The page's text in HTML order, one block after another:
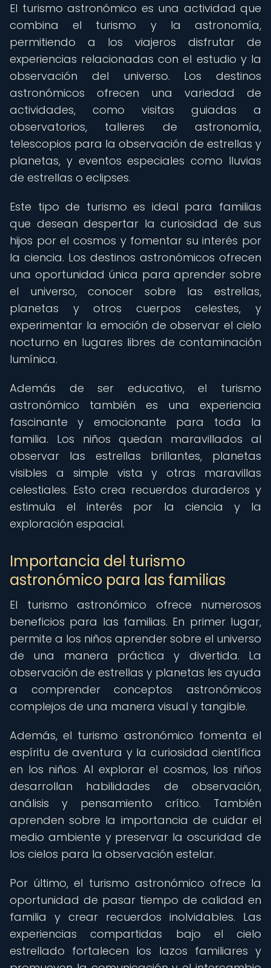
El turismo astronómico es una actividad que
combina el turismo y la astronomía,
permitiendo a los viajeros disfrutar de
experiencias relacionadas con el estudio y la
observación del universo. Los destinos
astronómicos ofrecen una variedad de
actividades, como visitas guiadas a
observatorios, talleres de astronomía,
telescopios para la observación de estrellas y
planetas, y eventos especiales como lluvias
de estrellas o eclipses.
Este tipo de turismo es ideal para familias
que desean despertar la curiosidad de sus
hijos por el cosmos y fomentar su interés por
la ciencia. Los destinos astronómicos ofrecen
una oportunidad única para aprender sobre
el universo, conocer sobre las estrellas,
planetas y otros cuerpos celestes, y
experimentar la emoción de observar el cielo
nocturno en lugares libres de contaminación
lumínica.
Además de ser educativo, el turismo
astronómico también es una experiencia
fascinante y emocionante para toda la
familia. Los niños quedan maravillados al
observar las estrellas brillantes, planetas
visibles a simple vista y otras maravillas
celestiales. Esto crea recuerdos duraderos y
estimula el interés por la ciencia y la
exploración espacial.
Importancia del turismo
astronómico para las familias
El turismo astronómico ofrece numerosos
beneficios para las familias. En primer lugar,
permite a los niños aprender sobre el universo
de una manera práctica y divertida. La
observación de estrellas y planetas les ayuda
a comprender conceptos astronómicos
complejos de una manera visual y tangible.
Además, el turismo astronómico fomenta el
espíritu de aventura y la curiosidad científica
en los niños. Al explorar el cosmos, los niños
desarrollan habilidades de observación,
análisis y pensamiento crítico. También
aprenden sobre la importancia de cuidar el
medio ambiente y preservar la oscuridad de
los cielos para la observación estelar.
Por último, el turismo astronómico ofrece la
oportunidad de pasar tiempo de calidad en
familia y crear recuerdos inolvidables. Las
experiencias compartidas bajo el cielo
estrellado fortalecen los lazos familiares y